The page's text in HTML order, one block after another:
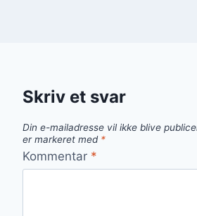
Skriv et svar
Din e-mailadresse vil ikke blive
er markeret med *
Kommentar *